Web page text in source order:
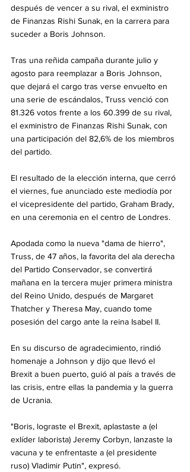
después de vencer a su rival, el exministro
de Finanzas Rishi Sunak, en la carrera para
suceder a Boris Johnson.
Tras una reñida campaña durante julio y
agosto para reemplazar a Boris Johnson,
que dejará el cargo tras verse envuelto en
una serie de escándalos, Truss venció con
81.326 votos frente a los 60.399 de su rival,
el exministro de Finanzas Rishi Sunak, con
una participación del 82,6% de los miembros
del partido.
El resultado de la elección interna, que cerró
el viernes, fue anunciado este mediodía por
el vicepresidente del partido, Graham Brady,
en una ceremonia en el centro de Londres.
Apodada como la nueva "dama de hierro",
Truss, de 47 años, la favorita del ala derecha
del Partido Conservador, se convertirá
mañana en la tercera mujer primera ministra
del Reino Unido, después de Margaret
Thatcher y Theresa May, cuando tome
posesión del cargo ante la reina Isabel II.
En su discurso de agradecimiento, rindió
homenaje a Johnson y dijo que llevó el
Brexit a buen puerto, guió al país a través de
las crisis, entre ellas la pandemia y la guerra
de Ucrania.
"Boris, lograste el Brexit, aplastaste a (el
exlíder laborista) Jeremy Corbyn, lanzaste la
vacuna y te enfrentaste a (el presidente
ruso) Vladimir Putin", expresó.